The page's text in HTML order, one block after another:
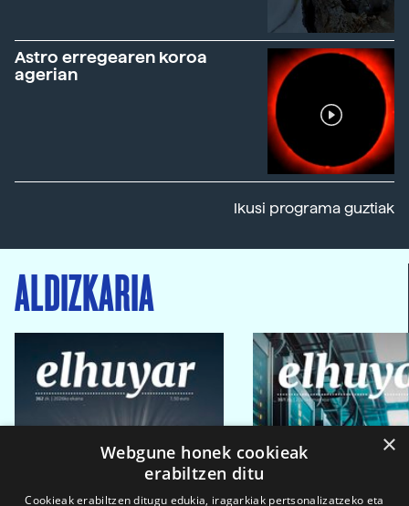
Astro erregearen koroa
agerian
Ikusi programa guztiak
ALDIZKARIA
×
Webgune honek cookieak
erabiltzen ditu
Cookieak erabiltzen ditugu edukia, iragarkiak pertsonalizatzeko eta